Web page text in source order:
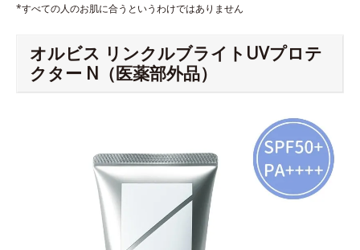
*すべての人のお肌に合うというわけではありません
オルビス リンクルブライトUVプロテ
クター N（医薬部外品）